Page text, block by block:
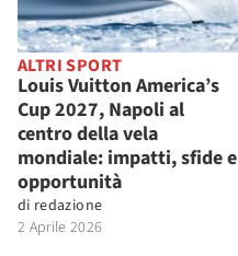
ALTRI SPORT
Louis Vuitton America’s
Cup 2027, Napoli al
centro della vela
mondiale: impatti, sfide e
opportunità
di redazione
2 Aprile 2026